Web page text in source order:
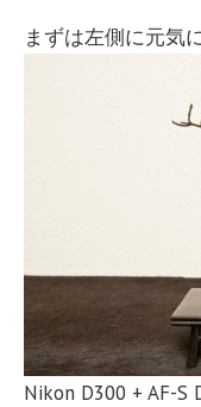
まずは左側に元気
Nikon D300 + AF-S